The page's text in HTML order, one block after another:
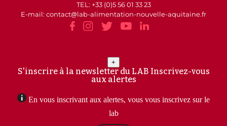
TEL: +33 (0)5 56 01 33 23
E-mail: contact
lab-alimentation-nouvelle-aquitaine.fr
+
S'inscrire à la newsletter du LAB Inscrivez-vous
aux alertes
En vous inscrivant aux alertes, vous vous inscrivez sur le
lab